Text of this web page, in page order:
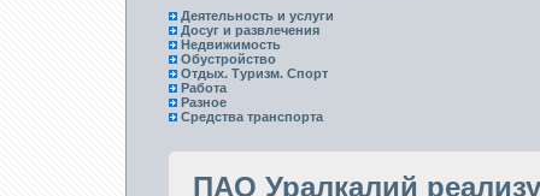
Деятельность и услуги
Досуг и развлечения
Недвижимость
Обустройство
Отдых. Туризм. Спорт
Работа
Разное
Средства транспорта
ПАО Уралкалий